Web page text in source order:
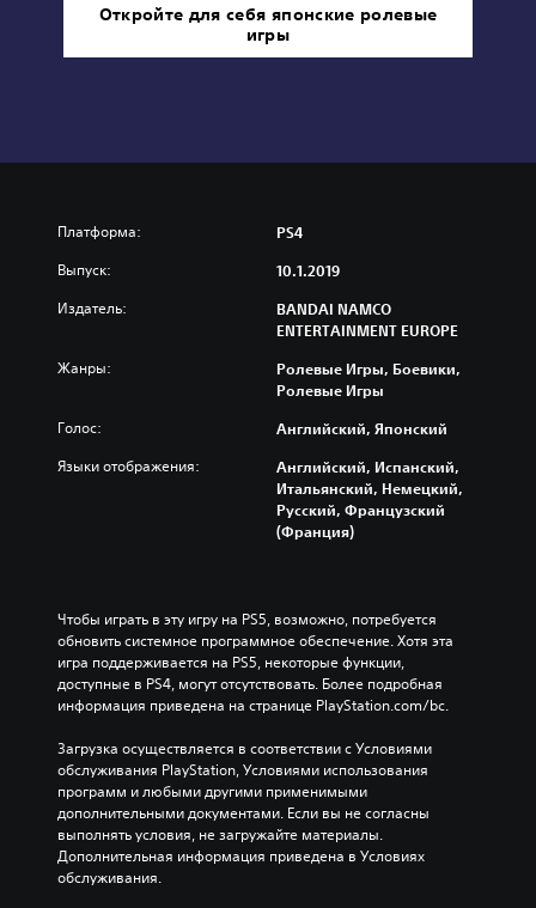
Откройте для себя японские ролевые
игры
Платформа: PS4
Выпуск: 10.1.2019
Издатель:
BANDAI NAMCO
ENTERTAINMENT EUROPE
Жанры:
Ролевые Игры, Боевики,
Ролевые Игры
Голос: Английский, Японский
Языки отображения:
Английский, Испанский,
Итальянский, Немецкий,
Русский, Французский
(Франция)
Чтобы играть в эту игру на PS5, возможно, потребуется
обновить системное программное обеспечение. Хотя эта
игра поддерживается на PS5, некоторые функции,
доступные в PS4, могут отсутствовать. Более подробная
информация приведена на странице PlayStation.com/bc.
Загрузка осуществляется в соответствии с Условиями
обслуживания PlayStation, Условиями использования
программ и любыми другими применимыми
дополнительными документами. Если вы не согласны
выполнять условия, не загружайте материалы.
Дополнительная информация приведена в Условиях
обслуживания.